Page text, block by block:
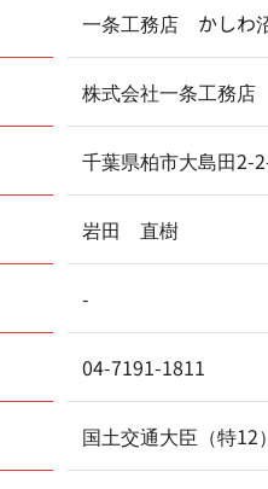
一条工務店 かしわ
株式会社一条工務店
千葉県柏市大島田
岩田 直樹
-
04-7191-1811
国土交通大臣（特12